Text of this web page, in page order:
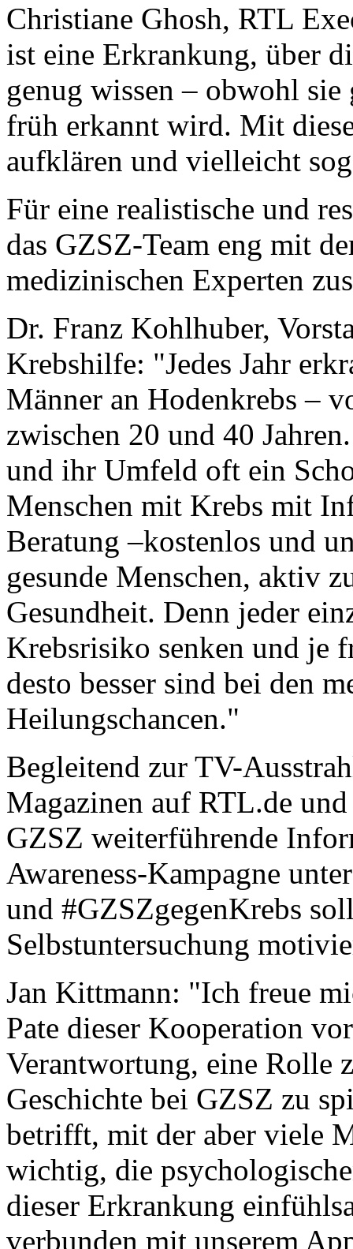
Christiane Ghosh, RTL
ist eine Erkrankung, über
genug wissen – obwohl
früh erkannt wird. Mit
aufklären und vielleicht
Für eine realistische und
das GZSZ-Team eng mit
medizinischen Experten
Dr. Franz Kohlhuber,
Krebshilfe: "Jedes Jahr
Männer an Hodenkrebs –
zwischen 20 und 40
und ihr Umfeld oft ein
Menschen mit Krebs mit
Beratung –kostenlos und
gesunde Menschen, aktiv
Gesundheit. Denn jeder
Krebsrisiko senken und je
desto besser sind bei den
Heilungschancen."
Begleitend zur TV-
Magazinen auf RTL.de
GZSZ weiterführende
Awareness-Kampagne
und #GZSZgegenKrebs
Selbstuntersuchung
Jan Kittmann: "Ich freue
Pate dieser Kooperation
Verantwortung, eine Rolle
Geschichte bei GZSZ zu
betrifft, mit der aber viele
wichtig, die
dieser Erkrankung
verbunden mit unserem